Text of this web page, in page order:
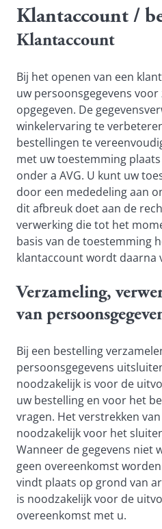
Klantaccount /
Klantaccount
Bij het openen van een
uw persoonsgegevens
opgegeven. De
winkelervaring te
bestellingen te
met uw toestemming
onder a AVG. U kunt uw
door een mededeling aan
dit afbreuk doet aan de
verwerking die tot het
basis van de toestemming
klantaccount wordt daarna
Verzameling,
van
Bij een bestelling
persoonsgegevens
noodzakelijk is voor de
uw bestelling en voor het
vragen. Het verstrekken
noodzakelijk voor het
Wanneer de gegevens niet
geen overeenkomst
vindt plaats op grond van
is noodzakelijk voor de
overeenkomst met u.